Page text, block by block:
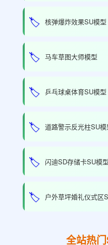
🏷️ 核弹爆炸效果SU模型
🏷️ 马车草图大师模型
🏷️ 乒乓球桌体育SU模型
🏷️ 道路警示反光柱SU模
🏷️ 闪迪SD存储卡SU模型
🏷️ 户外草坪婚礼仪式区
全站热